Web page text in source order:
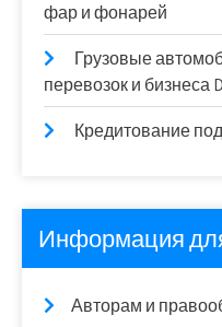
фар и фонарей
Грузовые
перевозок и бизнеса
Кредитование
Информация
Авторам и